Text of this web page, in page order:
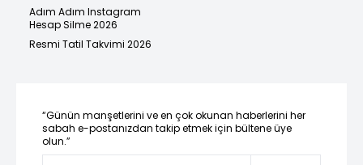
Adım Adım Instagram
Hesap Silme 2026
Resmi Tatil Takvimi 2026
“Günün manşetlerini ve en çok okunan haberlerini her
sabah e-postanızdan takip etmek için bültene üye
olun.”